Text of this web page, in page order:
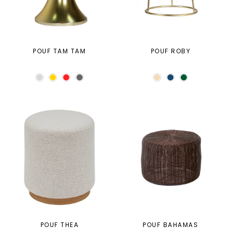
POUF TAM TAM POUF ROBY
POUF THEA POUF BAHAMAS